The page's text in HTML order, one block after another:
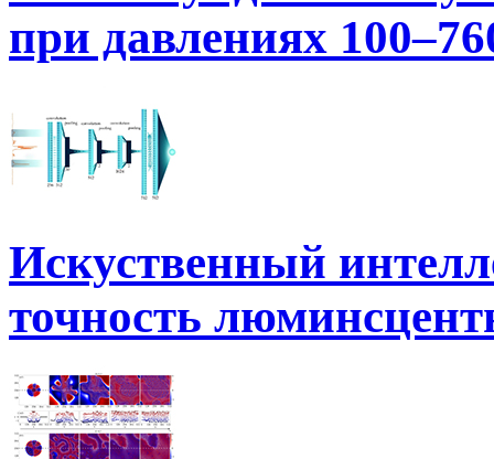
при давлениях
Искуственный
точность